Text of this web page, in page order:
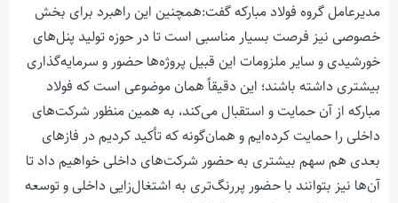
مدیرعامل گروه فولاد مبارکه گفت:همچنین این راهبرد برای بخش
خصوصی نیز فرصت بسیار مناسبی است تا در حوزه تولید پنل‌های
خورشیدی و سایر ملزومات این قبیل پروژه‌ها حضور و سرمایه‌گذاری
بیشتری داشته باشند؛ این دقیقاً همان موضوعی است که فولاد
مبارکه از آن حمایت و استقبال می‌کند، به همین منظور شرکت‌های
داخلی را حمایت کرده‌ایم و همان‌گونه که تأکید کردیم در فازهای
بعدی هم سهم بیشتری به حضور شرکت‌های داخلی خواهیم داد تا
آن‌ها نیز بتوانند با حضور پررنگ‌تری به اشتغال‌زایی داخلی و توسعه